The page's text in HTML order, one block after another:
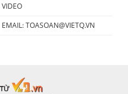
VIDEO
EMAIL:TOASOAN@VIETQ.VN